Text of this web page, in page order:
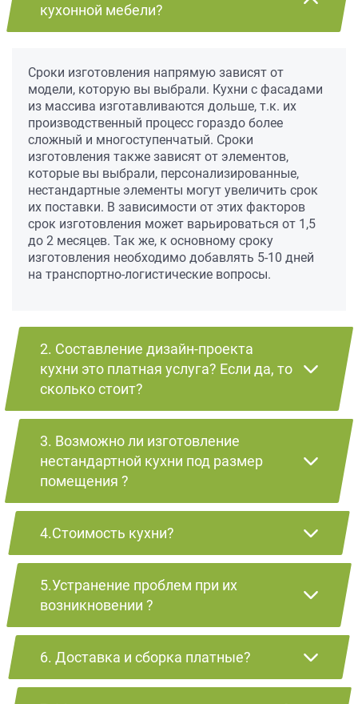
кухонной мебели?
Сроки изготовления напрямую зависят от
модели, которую вы выбрали. Кухни с фасадами
из массива изготавливаются дольше, т.к. их
производственный процесс гораздо более
сложный и многоступенчатый. Сроки
изготовления также зависят от элементов,
которые вы выбрали, персонализированные,
нестандартные элементы могут увеличить срок
их поставки. В зависимости от этих факторов
срок изготовления может варьироваться от 1,5
до 2 месяцев. Так же, к основному сроку
изготовления необходимо добавлять 5-10 дней
на транспортно-логистические вопросы.
2. Составление дизайн-проекта
кухни это платная услуга? Если да, то
сколько стоит?
3. Возможно ли изготовление
нестандартной кухни под размер
помещения ?
4.Стоимость кухни?
5.Устранение проблем при их
возникновении ?
6. Доставка и сборка платные?